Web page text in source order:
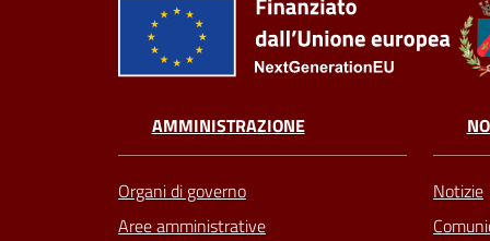
AMMINISTRAZIONE
Organi di governo
Aree amministrative
Notizie